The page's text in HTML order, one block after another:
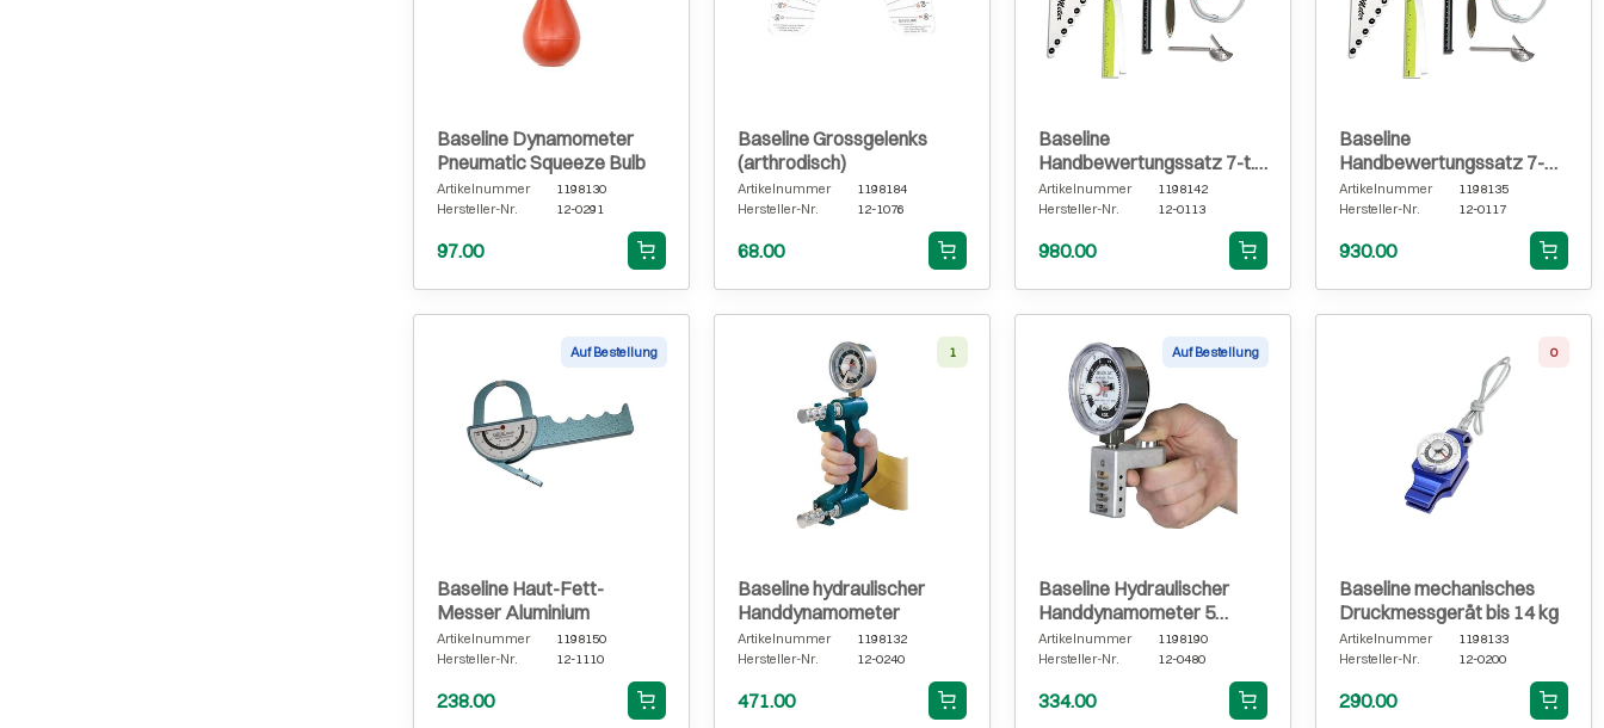
Baseline Dynamometer
Pneumatic Squeeze Bulb
Artikelnummer
1198130
Hersteller-Nr.
12-0291
97.00
Baseline Grossgelenks
(arthrodisch)
Artikelnummer
1198184
Hersteller-Nr.
12-1076
68.00
Baseline
Handbewertungssatz 7-t.
Handkraft-
Artikelnummer
1198142
Hersteller-Nr.
12-0113
980.00
Baseline
Handbewertungssatz 7-
teilig bis 14 kg
Artikelnummer
1198135
Hersteller-Nr.
12-0117
930.00
Auf Bestellung
Baseline Haut-Fett-
Messer Aluminium
Artikelnummer
1198150
Hersteller-Nr.
12-1110
238.00
1
Baseline hydraulischer
Handdynamometer
Artikelnummer
1198132
Hersteller-Nr.
12-0240
471.00
Auf Bestellung
Baseline Hydraulischer
Handdynamometer 5
Positionen-Kneifengriff
Artikelnummer
1198190
Hersteller-Nr.
12-0480
334.00
0
Baseline mechanisches
Druckmessgerät bis 14 kg
Artikelnummer
1198133
Hersteller-Nr.
12-0200
290.00